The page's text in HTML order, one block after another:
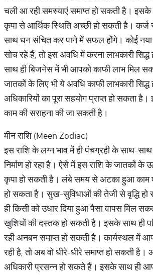
चली आ रही समस्याएं समाप्त हो सकती है। इसके
कृपा से आर्थिक स्थिति अच्छी हो सकती है।
साथ धन संचित कर पाने में सफल होंगे। कोई
सोच रहे हैं, तो इस अवधि में करना लाभकारी
साथ ही बिजनेस में भी आपको काफी लाभ मिल
जातकों के लिए भी ये अवधि काफी लाभकारी सिद्ध
अधिकारियों का पूरा सहयोग प्राप्त हो सकता
काम की सराहना की जा सकती है।
मीन राशि (Meen Zodiac)
इस राशि के लग्न भाव में ही पंचग्रही के साथ-साथ
निर्माण हो रहा है। ऐसे में इस राशि के जातकों के
कृपा हो सकती है। लंबे समय से अटका हुआ काम
हो सकता है। सुख-सुविधाओं की तेजी से वृद्धि
ही किसी को उधार दिया हुआ पैसा वापस मिल
खुशियों की दस्तक हो सकती है। इसके साथ ही
रही अनबन समाप्त हो सकती है। कार्यस्थल में
रही है, तो अब वो धीरे-धीरे समाप्त हो सकती
अधिकारी प्रसन्न हो सकते हैं। इसके साथ ही